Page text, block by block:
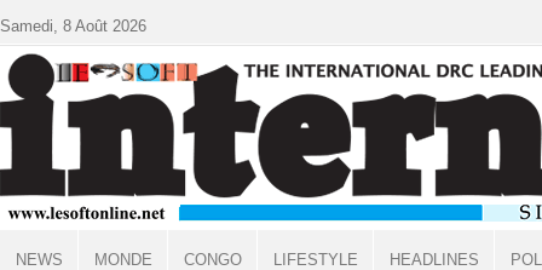
Samedi, 8 Août 2026
NEWS MONDE CONGO LIFESTYLE HEADLINES